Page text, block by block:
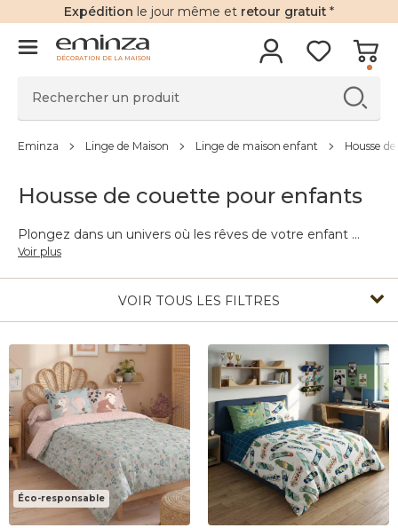
Expédition le jour même et retour gratuit *
DÉCORATION DE LA MAISON
Eminza Linge de Maison Linge de maison enfant Housse
Housse de couette pour enfants
Plongez dans un univers où les rêves de votre enfant ...
Voir plus
VOIR TOUS LES FILTRES
Éco-responsable